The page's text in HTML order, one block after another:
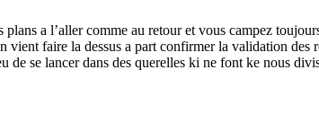
a l’aller comme au retour et vous campez
faire la dessus a part confirmer la validation
de se lancer dans des querelles ki ne font ke nous